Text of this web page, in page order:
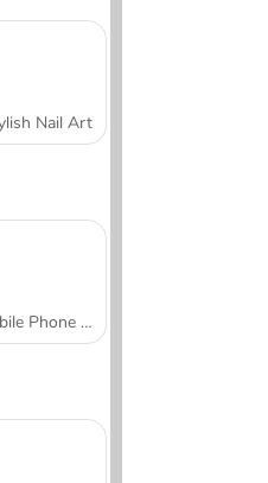
Nail Art
Mobile Phone Case Design & DIY